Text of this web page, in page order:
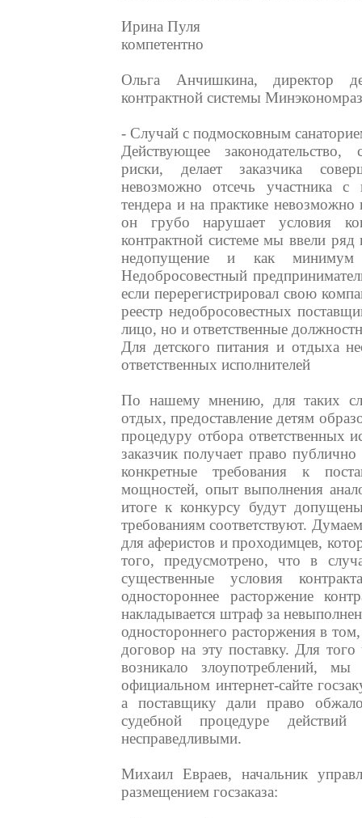
Ирина Пуля
компетентно
Ольга Анчишкина, директор
контрактной системы
- Случай с подмосковным
Действующее законодательство,
риски, делает заказчика
невозможно отсечь участника с
тендера и на практике невозможно
он грубо нарушает условия
контрактной системе мы ввели
недопущение и как минимум
Недобросовестный
если перерегистрировал свою
реестр недобросовестных
лицо, но и ответственные
Для детского питания и отдыха
ответственных исполнителей
По нашему мнению, для таких
отдых, предоставление детям
процедуру отбора ответственных
заказчик получает право
конкретные требования к
мощностей, опыт выполнения
итоге к конкурсу будут
требованиям соответствуют.
для аферистов и проходимцев,
того, предусмотрено, что в
существенные условия
одностороннее расторжение
накладывается штраф за
одностороннего расторжения в
договор на эту поставку. Для
возникало злоупотреблений, мы
официальном интернет-сайте
а поставщику дали право
судебной процедуре
несправедливыми.
Михаил Евраев, начальник
размещением госзаказа: